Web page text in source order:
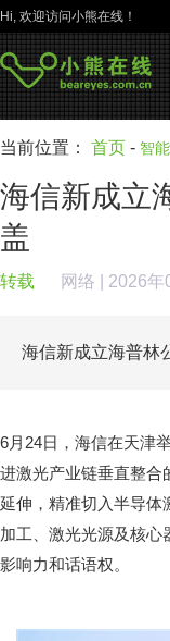
Hi, 欢迎访问小熊在线！
当前位置： 首页 - 智
海信新成立
盖
转载 网络 | 2026年
海信新成立海普林
6月24日，海信在天津
进激光产业链垂直整合
延伸，精准切入半导体
加工、激光光源及核心
影响力和话语权。